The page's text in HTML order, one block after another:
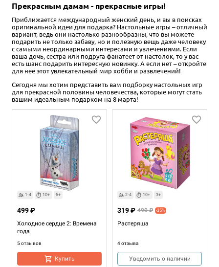
Прекрасным дамам - прекрасные игры!
Приближается международный женский день, и вы в поисках
оригинальной идеи для подарка? Настольные игры – отличный
вариант, ведь они настолько разнообразны, что вы можете
подарить не только забаву, но и полезную вещь даже человеку
с самыми неординарными интересами и увлечениями. Если
ваша дочь, сестра или подруга фанатеет от настолок, то у вас
есть шанс подарить интересную новинку. А если нет – откройте
для нее этот увлекательный мир хобби и развлечений!
Сегодня мы хотим представить вам подборку настольных игр
для прекрасной половины человечества, которые могут стать
вашим идеальным подарком на 8 марта!
1-4 10+ 5+
Холодное сердце 2: Времена
года
5 отзывов
499 ₽
Купить
2-4 10+ 3+
Растеряша
4 отзыва
319 ₽ 490 ₽ -35%
Уведомить о наличии